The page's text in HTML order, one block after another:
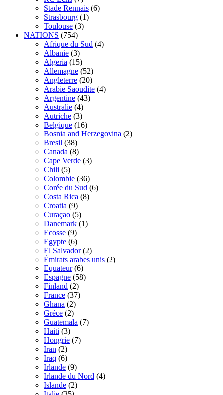
Stade Rennais (6)
Strasbourg (1)
Toulouse (3)
NATIONS (754)
Afrique du Sud (4)
Albanie (3)
Algeria (15)
Allemagne (52)
Angleterre (20)
Arabie Saoudite (4)
Argentine (43)
Australie (4)
Autriche (3)
Belgique (16)
Bosnia and Herzegovina (2)
Bresil (38)
Canada (8)
Cape Verde (3)
Chili (5)
Colombie (36)
Corée du Sud (6)
Costa Rica (8)
Croatia (9)
Curaçao (5)
Danemark (1)
Ecosse (9)
Egypte (6)
El Salvador (2)
Émirats arabes unis (2)
Equateur (6)
Espagne (58)
Finland (2)
France (37)
Ghana (2)
Gréce (2)
Guatemala (7)
Haiti (3)
Hongrie (7)
Iran (2)
Iraq (6)
Irlande (9)
Irlande du Nord (4)
Islande (2)